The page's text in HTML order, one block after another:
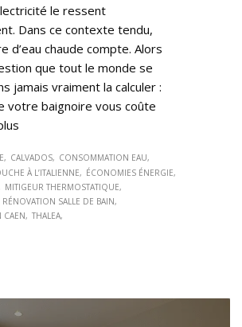
le ressent
Dans ce contexte tendu,
d’eau chaude compte. Alors
que tout le monde se
jamais vraiment la calculer :
votre baignoire vous coûte
CALVADOS
CONSOMMATION EAU
À L’ITALIENNE
ÉCONOMIES ÉNERGIE
MITIGEUR THERMOSTATIQUE
RÉNOVATION SALLE DE BAIN
CAEN
THALEA